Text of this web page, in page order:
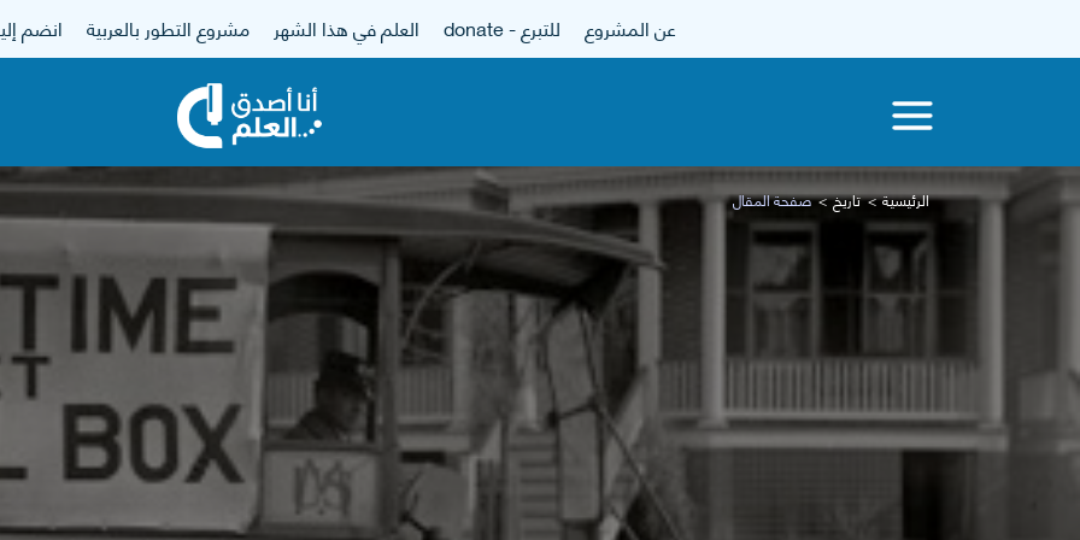
عن المشروع للتبرع - donate العلم في هذا الشهر مشروع التطور بالعربية انضم
الرئيسية تاريخ صفحة المقال